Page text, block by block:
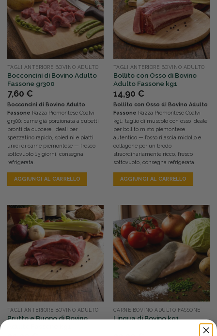
TAGLI ANTERIORE BOVINO ADULTO
Bocconcini di Bovino Adulto
Fassone gr300
7,60 €
Bocconcini di Bovino Adulto
Fassone Razza Piemontese Coalvi
gr300: carne già porzionata a cubetti
pronti da cuocere, ideali per
spezzatino rapido, spiedini e piatti
unici di carne piemontese — fresco
sottovuoto 15 giorni, consegna
refrigerata.
AGGIUNGI AL CARRELLO
TAGLI ANTERIORE BOVINO ADULTO
Bollito con Osso di Bovino
Adulto Fassone kg1
14,90 €
Bollito con Osso di Bovino Adulto
Fassone Razza Piemontese Coalvi
kg1: taglio di muscolo con osso ideale
per bollito misto piemontese
autentico — l’osso rilascia midollo e
collagene per un brodo
straordinariamente ricco, fresco
sottovuoto, consegna refrigerata.
AGGIUNGI AL CARRELLO
TAGLI ANTERIORE BOVINO ADULTO
Brutto e Buono di Bovino
CARNE BOVINO ADULTO FASSONE
Lingua di Bovino kg1